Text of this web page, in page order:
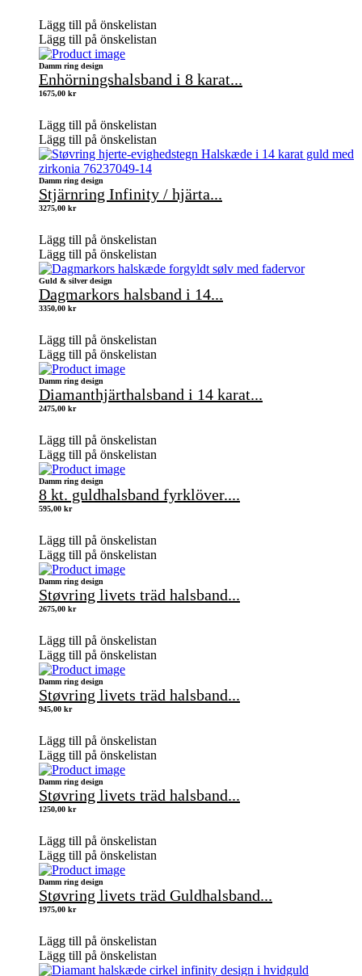
Lägg till på önskelistan
Lägg till på önskelistan
Damm ring design
Enhörningshalsband i 8 karat...
1675,00 kr
Lägg till på önskelistan
Lägg till på önskelistan
Damm ring design
Stjärnring Infinity / hjärta...
3275,00 kr
Lägg till på önskelistan
Lägg till på önskelistan
Guld & silver design
Dagmarkors halsband i 14...
3350,00 kr
Lägg till på önskelistan
Lägg till på önskelistan
Damm ring design
Diamanthjärthalsband i 14 karat...
2475,00 kr
Lägg till på önskelistan
Lägg till på önskelistan
Damm ring design
8 kt. guldhalsband fyrklöver....
595,00 kr
Lägg till på önskelistan
Lägg till på önskelistan
Damm ring design
Støvring livets träd halsband...
2675,00 kr
Lägg till på önskelistan
Lägg till på önskelistan
Damm ring design
Støvring livets träd halsband...
945,00 kr
Lägg till på önskelistan
Lägg till på önskelistan
Damm ring design
Støvring livets träd halsband...
1250,00 kr
Lägg till på önskelistan
Lägg till på önskelistan
Damm ring design
Støvring livets träd Guldhalsband...
1975,00 kr
Lägg till på önskelistan
Lägg till på önskelistan